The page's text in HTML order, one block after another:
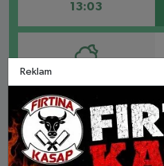
13:03
20:02
Ahırlı Akören
Reklam